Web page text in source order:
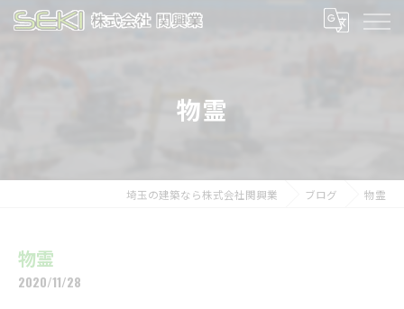
物霊
埼玉の建築なら株式会社関興業 ブログ 物霊
物霊
2020/11/28